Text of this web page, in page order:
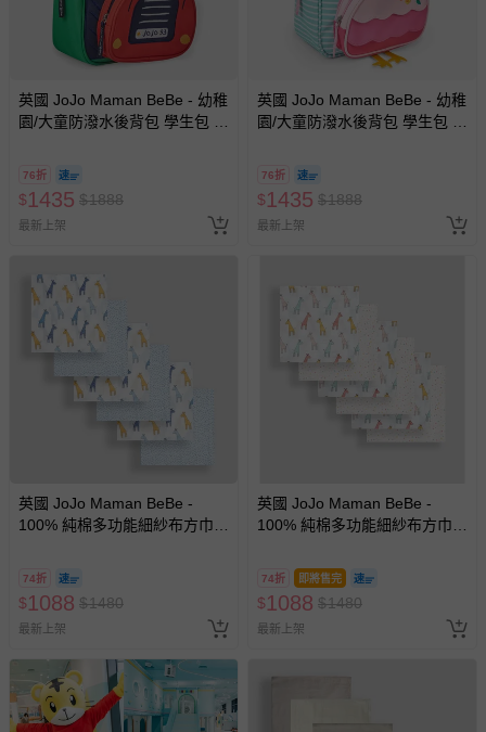
英國 JoJo Maman BeBe - 幼稚
園/大童防潑水後背包 學生包 旅
76折
$1435 $1888
最新上架
英國 JoJo Maman BeBe - 幼稚
園/大童防潑水後背包 學生包 旅
76折
$1435 $1888
最新上架
英國 JoJo Maman BeBe -
100% 純棉多功能細紗布方巾/
74折
$1088 $1480
最新上架
英國 JoJo Maman BeBe -
100% 純棉多功能細紗布方巾/
禮盒組(60*60cm)-粉色長頸鹿
74折 即將售完
$1088 $1480
最新上架